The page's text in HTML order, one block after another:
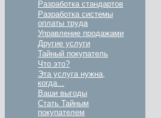
Разработка стандартов
Разработка системы
оплаты труда
Управление продажами
Другие услуги
Тайный покупатель
Что это?
Эта услуга нужна,
когда...
Ваши выгоды
Стать Тайным
покупателем